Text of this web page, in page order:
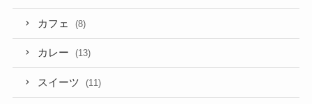
カフェ (8)
カレー (13)
スイーツ (11)